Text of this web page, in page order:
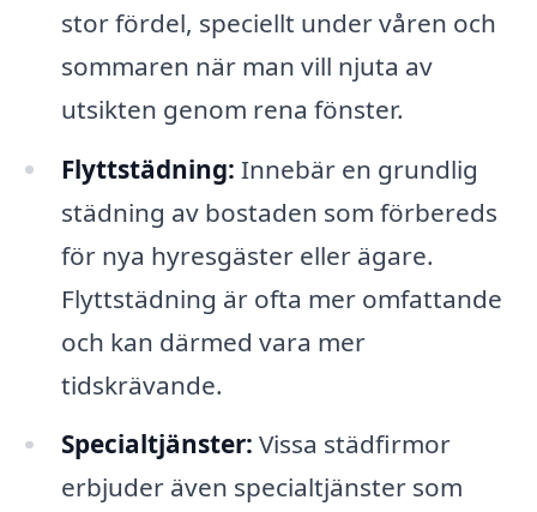
stor fördel, speciellt under våren och
sommaren när man vill njuta av
utsikten genom rena fönster.
Flyttstädning: Innebär en grundlig
städning av bostaden som förbereds
för nya hyresgäster eller ägare.
Flyttstädning är ofta mer omfattande
och kan därmed vara mer
tidskrävande.
Specialtjänster: Vissa städfirmor
erbjuder även specialtjänster som